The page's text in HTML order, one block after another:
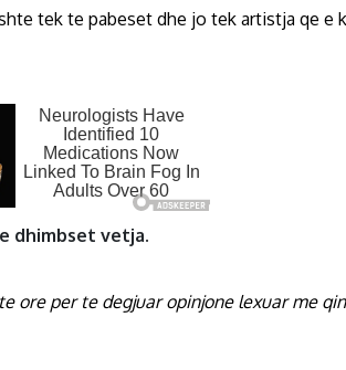
tek te pabeset dhe jo tek artistja qe e
dhimbset vetja.
ore per te degjuar opinjone lexuar me